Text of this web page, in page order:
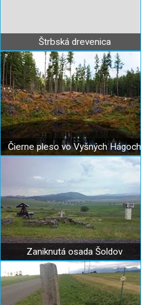
Štrbská drevenica
Čierne pleso vo Vyšných Hágoch
Zaniknutá osada Šoldov